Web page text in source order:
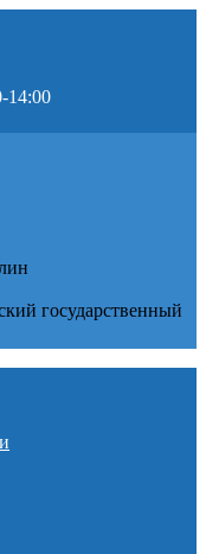
14:00
государственный